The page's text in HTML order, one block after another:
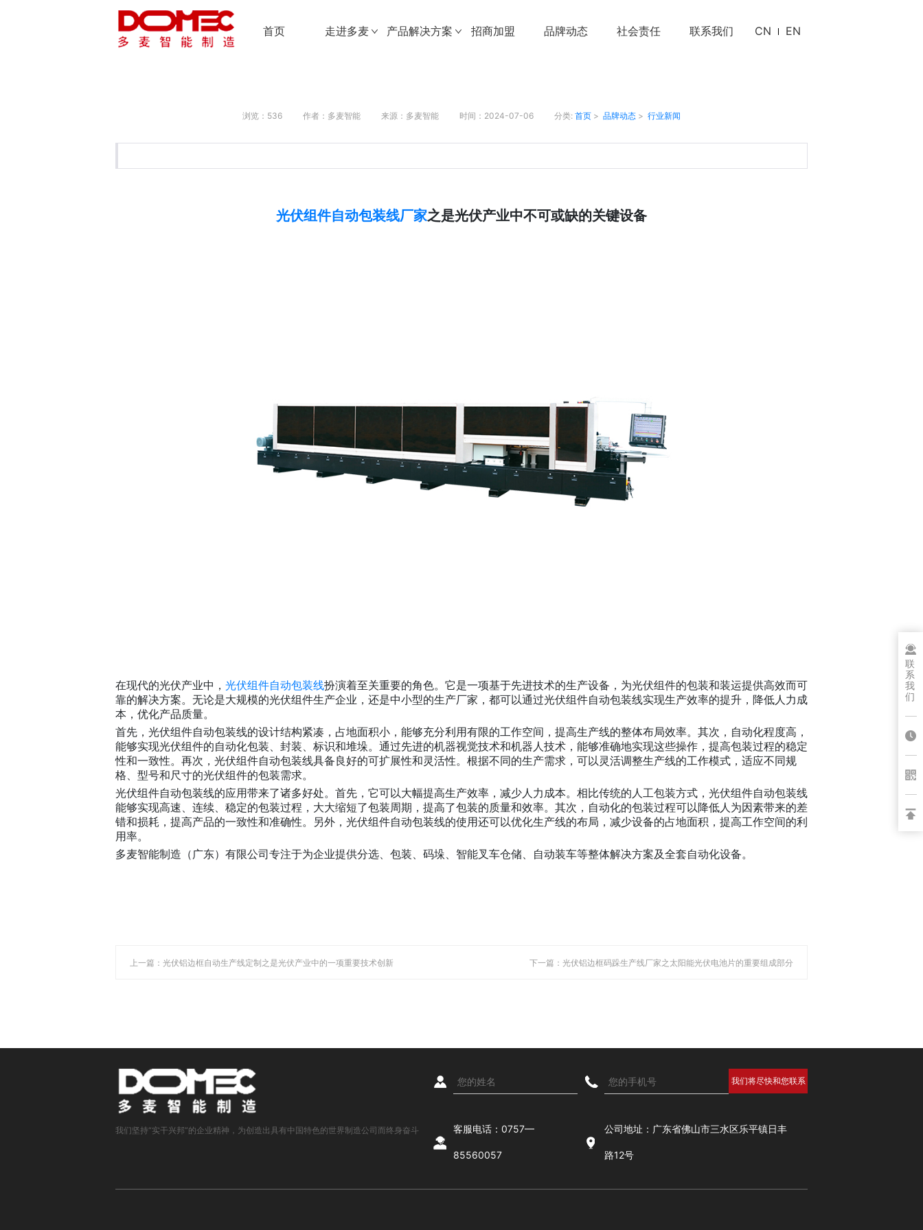
首页 走进多麦 产品解决方案 招商加盟 品牌动态 社会责任 联系我们 CN EN
浏览：536 作者：多麦智能 来源：多麦智能 时间：2024-07-06 分类: 首页 > 品牌动态 > 行业新闻
光伏组件自动包装线厂家之是光伏产业中不可或缺的关键设备
在现代的光伏产业中， 光伏组件自动包装线扮演着至关重要的角色。它是一项基于先进技术的生产设备，为光伏组件的包装和装运提供高效而可
靠的解决方案。无论是大规模的光伏组件生产企业，还是中小型的生产厂家，都可以通过光伏组件自动包装线实现生产效率的提升，降低人力成
本，优化产品质量。
首先，光伏组件自动包装线的设计结构紧凑，占地面积小，能够充分利用有限的工作空间，提高生产线的整体布局效率。其次，自动化程度高，
能够实现光伏组件的自动化包装、封装、标识和堆垛。通过先进的机器视觉技术和机器人技术，能够准确地实现这些操作，提高包装过程的稳定
性和一致性。再次，光伏组件自动包装线具备良好的可扩展性和灵活性。根据不同的生产需求，可以灵活调整生产线的工作模式，适应不同规
格、型号和尺寸的光伏组件的包装需求。
光伏组件自动包装线的应用带来了诸多好处。首先，它可以大幅提高生产效率，减少人力成本。相比传统的人工包装方式，光伏组件自动包装线
能够实现高速、连续、稳定的包装过程，大大缩短了包装周期，提高了包装的质量和效率。其次，自动化的包装过程可以降低人为因素带来的差
错和损耗，提高产品的一致性和准确性。另外，光伏组件自动包装线的使用还可以优化生产线的布局，减少设备的占地面积，提高工作空间的利
用率。
多麦智能制造（广东）有限公司专注于为企业提供分选、包装、码垛、智能叉车仓储、自动装车等整体解决方案及全套自动化设备。
上一篇：光伏铝边框自动生产线定制之是光伏产业中的一项重要技术创新 下一篇：光伏铝边框码跺生产线厂家之太阳能光伏电池片的重要组成部分
我们坚持“实干兴邦”的企业精神，为创造出具有中国特色的世界制造公司而终身奋斗 客服电话：0757—
85560057
公司地址：广东省佛山市三水区乐平镇日丰
路12号
联
系
我
们